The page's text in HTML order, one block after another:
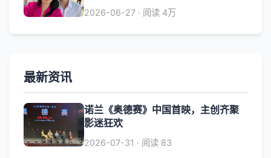
2026-06-27 · 阅读 4万
最新资讯
诺兰《奥德赛》中国首映，主创齐聚
影迷狂欢
2026-07-31 · 阅读 83